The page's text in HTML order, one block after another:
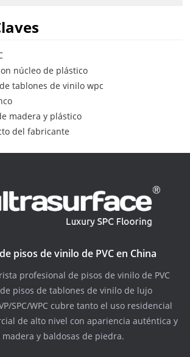
núcleo de plástico
tablones de vinilo wpc
madera y plástico
del fabricante
pisos de vinilo de PVC en China
profesional de pisos de vinilo de PVC
pisos de tablones de vinilo de lujo
SPC/WPC cubre tanto el uso residencial
de alto nivel con apariencia auténtica y
y baldosas de piedra.